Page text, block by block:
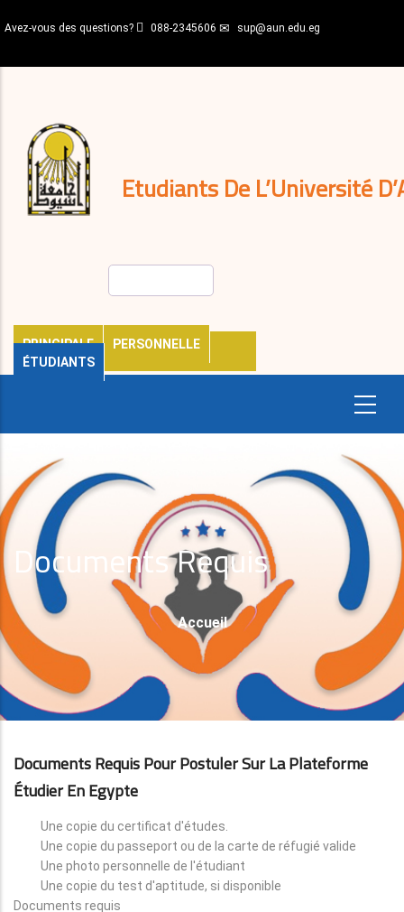
au
principal
Avez-vous des questions? 088-2345606 sup@aun.edu.eg
Etudiants De L’Université
PRINCIPALE
PERSONNELLE
ÉTUDIANTS
décisions
Expatriés
Journal
Documents Requis
Fil
D'Ariane
Accueil
Documents Requis Pour Postuler Sur La Plateforme
Étudier En Egypte
Une copie du certificat d'études.
Une copie du passeport ou de la carte de réfugié valide
Une photo personnelle de l'étudiant
Une copie du test d'aptitude, si disponible
Documents requis